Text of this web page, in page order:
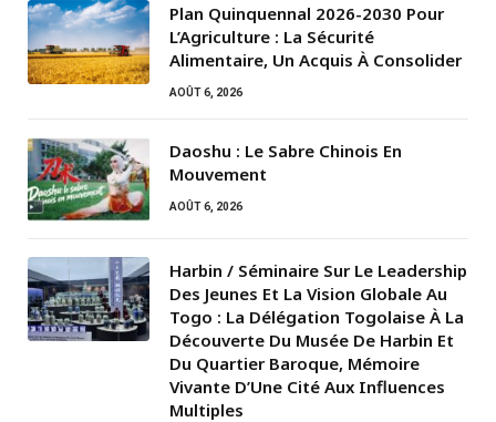
Plan Quinquennal 2026-2030 Pour
L’Agriculture : La Sécurité
Alimentaire, Un Acquis À Consolider
AOÛT 6, 2026
Daoshu : Le Sabre Chinois En
Mouvement
AOÛT 6, 2026
Harbin / Séminaire Sur Le Leadership
Des Jeunes Et La Vision Globale Au
Togo : La Délégation Togolaise À La
Découverte Du Musée De Harbin Et
Du Quartier Baroque, Mémoire
Vivante D’Une Cité Aux Influences
Multiples